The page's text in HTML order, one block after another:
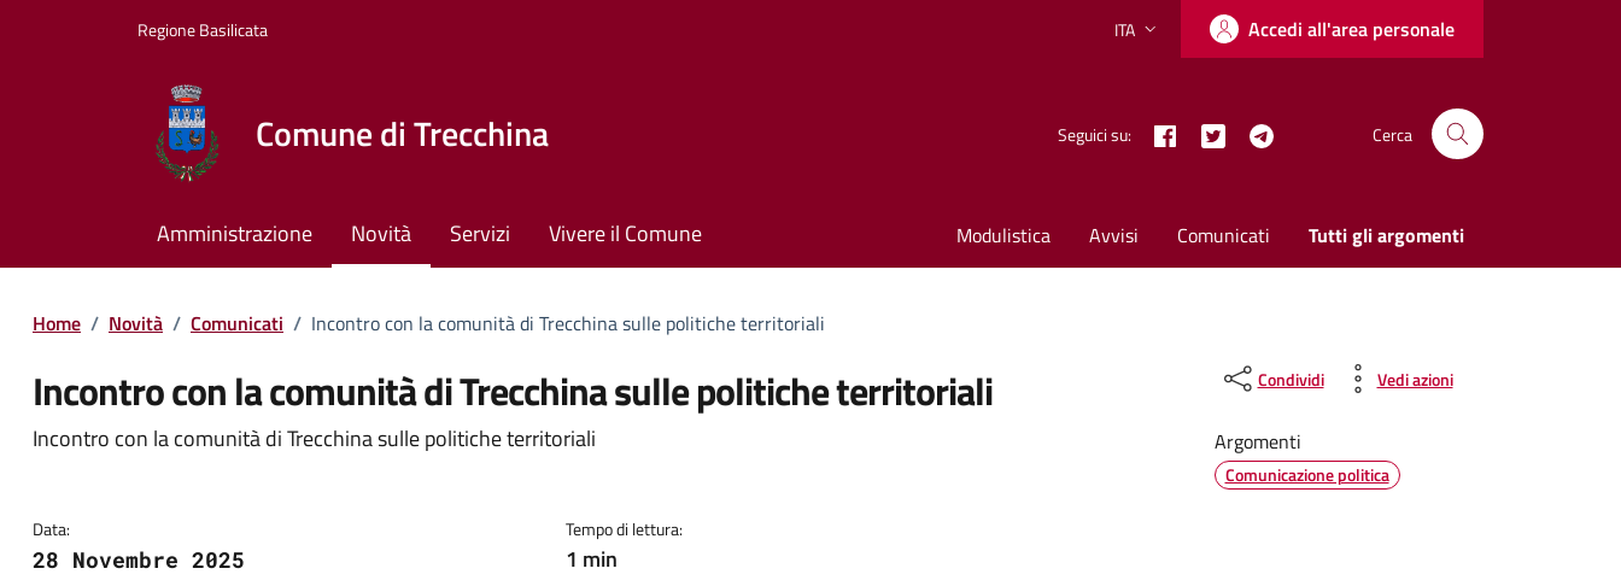
Regione Basilicata Lingua attiva:
ITA Accedi all'area personale
Comune di Trecchina Seguici su: FacebookTwitter X Cerca
Amministrazione Novità Servizi Vivere il Comune Modulistica Avvisi Comunicati Tutti gli argomenti
Home / Novità / Comunicati / Incontro con la comunità di Trecchina sulle politiche territoriali
Incontro con la comunità di Trecchina sulle politiche territoriali
Dettagli della notizia
Incontro con la comunità di Trecchina sulle politiche territoriali
Data:
28 Novembre 2025
Tempo di lettura:
1 min
Condividi Vedi azioni
Argomenti
Comunicazione politica